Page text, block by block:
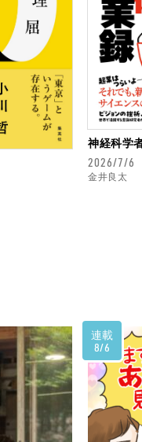
神経科学
2026/7/6
金井良太
連載
8/6